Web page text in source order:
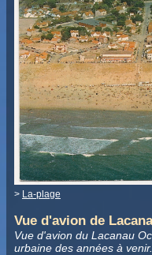
> La-plage
Vue d'avion de
Vue d'avion du Lacanau
urbaine des années à venir...